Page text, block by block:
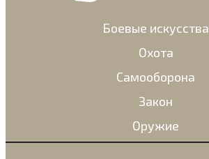
Боевые искусства
Охота
Самооборона
Закон
Оружие